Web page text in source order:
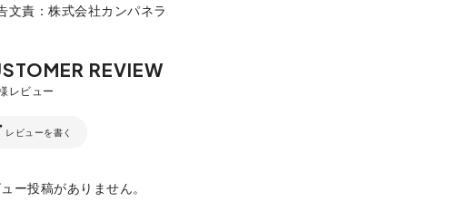
文責：株式会社カンパネラ
レビューを書く
ー投稿がありません。